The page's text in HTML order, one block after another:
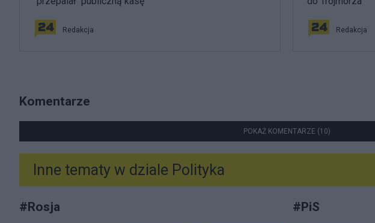
Redakcja Redakcja
Komentarze
POKAŻ KOMENTARZE (10)
Inne tematy w dziale Polityka
#Rosja #PiS